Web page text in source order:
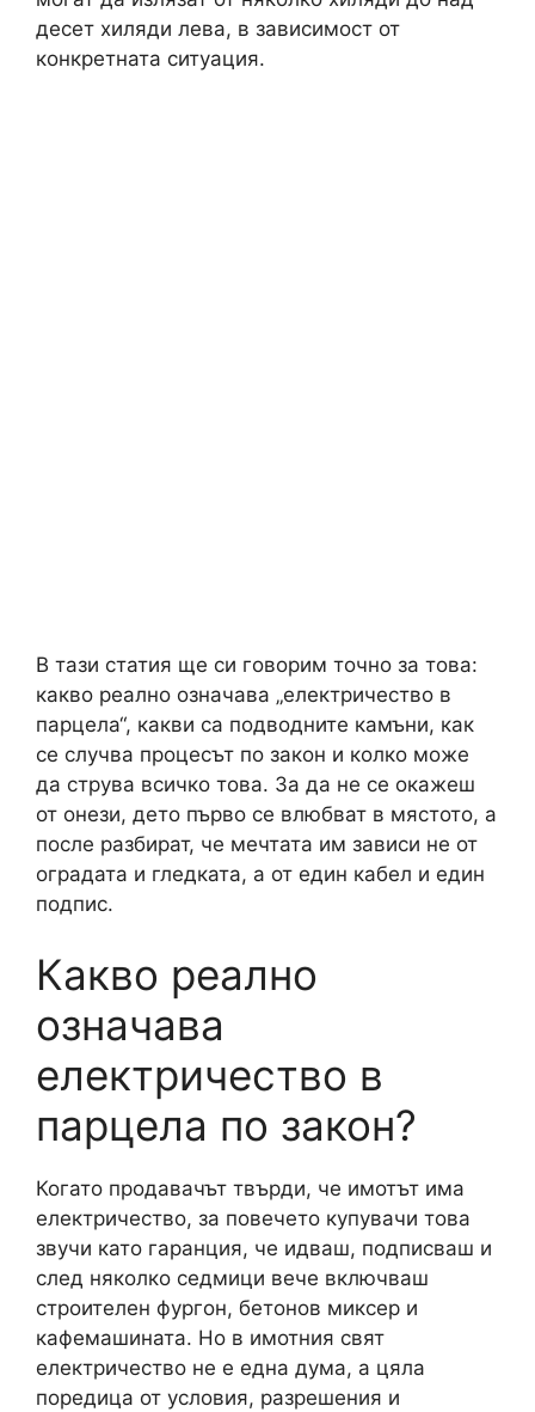
десет хиляди лева, в зависимост от
конкретната ситуация.
В тази статия ще си говорим точно за това:
какво реално означава „електричество в
парцела“, какви са подводните камъни, как
се случва процесът по закон и колко може
да струва всичко това. За да не се окажеш
от онези, дето първо се влюбват в мястото, а
после разбират, че мечтата им зависи не от
оградата и гледката, а от един кабел и един
подпис.
Какво реално
означава
електричество в
парцела по закон?
Когато продавачът твърди, че имотът има
електричество, за повечето купувачи това
звучи като гаранция, че идваш, подписваш и
след няколко седмици вече включваш
строителен фургон, бетонов миксер и
кафемашината. Но в имотния свят
електричество не е една дума, а цяла
поредица от условия, разрешения и